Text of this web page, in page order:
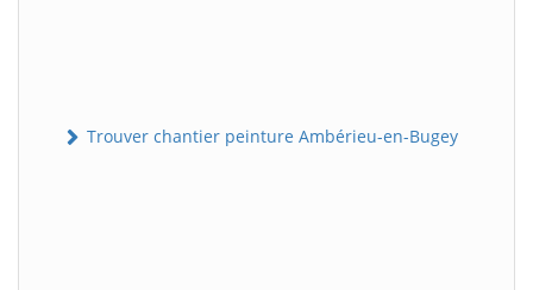
Trouver chantier peinture Ambérieu-en-Bugey